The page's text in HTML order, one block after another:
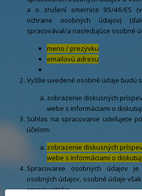
a o zrušení smernice 95/46/ES
ochrane osobných údajov)
spracovával/a nasledujúce osobné
meno / prezývku
emailovú adresu
Vyššie uvedené osobné údaje budú
zobrazenie diskusných
webe s informáciami o
Súhlas na spracovanie udeľujete
účelom:
zobrazenie diskusných
webe s informáciami o
Spracovanie osobných údajov je
osobných údajov, osobné údaje
spracovatelia: